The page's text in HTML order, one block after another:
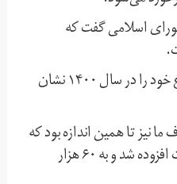
اسلامی گفت که
محمدنژاد افزود که تولید برق ایران در سال‌های ۹۷، ۹۸ و ۹۹ بسیار کم بود و تبعات این موضوع خود را در سال ۱۴۰۰ نشان
داشتیم و مصرف ما نیز تا همین اندازه بود که
این امر به معنی قرار گرفتن در مرز مصرف و تولید است اما در سال‌جاری تولید برق ۲ هزار مگاوات افزوده شد و به ۶۰ هزار